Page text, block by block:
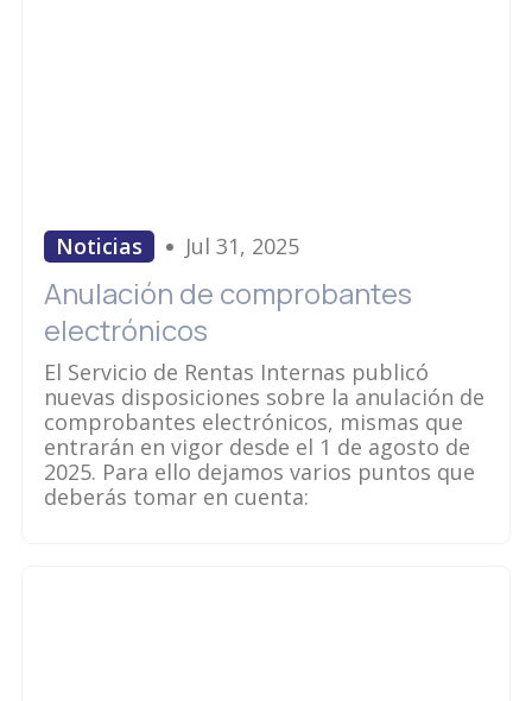
Noticias Jul 31, 2025
Anulación de comprobantes
electrónicos
El Servicio de Rentas Internas publicó
nuevas disposiciones sobre la anulación de
comprobantes electrónicos, mismas que
entrarán en vigor desde el 1 de agosto de
2025. Para ello dejamos varios puntos que
deberás tomar en cuenta: